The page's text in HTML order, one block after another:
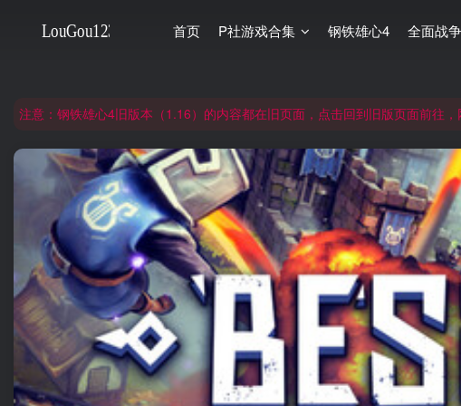
首页 P社游戏合集 钢铁雄心4 全面战争
注意：钢铁雄心4旧版本（1.16）的内容都在旧页面，点击回到旧版页面前往
非常抱歉，节假日晚上服务器爆满，建议避开高峰时段访问。
网站合并公告：旧网页langou123.com的内容将搬迁到本页面，本页面后续